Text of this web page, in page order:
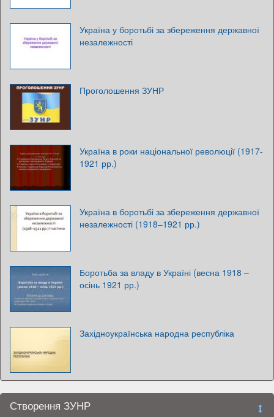
Україна у боротьбі за збереження державної
незалежності
Проголошення ЗУНР
Україна в роки національної революції (1917-
1921 рр.)
Україна в боротьбі за збереження державної
незалежності (1918–1921 рр.)
Боротьба за владу в Україні (весна 1918 –
осінь 1921 рр.)
Західноукраїнська народна республіка
Створення ЗУНР